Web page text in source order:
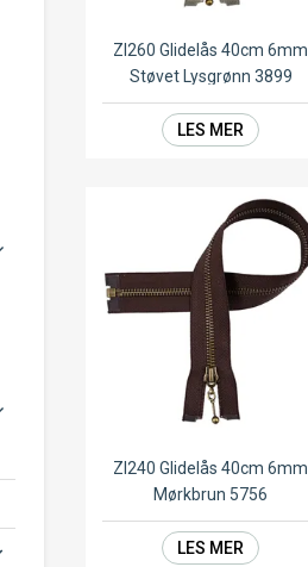
ZI260 Glidelås 40cm 6mm
Støvet Lysgrønn 3899
LES MER
ZI240 Glidelås 40cm 6mm
Mørkbrun 5756
LES MER